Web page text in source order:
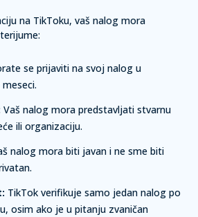
na TikToku, vaš nalog mora
se prijaviti na svoj nalog u
Vaš nalog mora predstavljati stvarnu
ili organizaciju.
nalog mora biti javan i ne sme biti
TikTok verifikuje samo jedan nalog po
osim ako je u pitanju zvaničan